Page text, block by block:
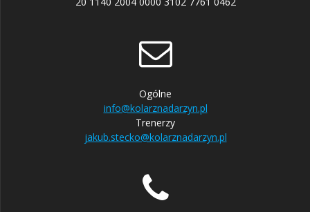
Ogólne
info@kolarznadarzyn.pl
Trenerzy
jakub.stecko@kolarznadarzyn.pl